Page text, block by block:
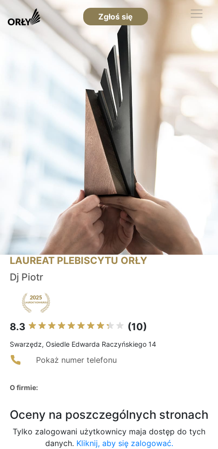
Zgłoś się
LAUREAT PLEBISCYTU ORŁY
Dj Piotr
8.3 (10)
Swarzędz, Osiedle Edwarda Raczyńskiego 14
Pokaż numer telefonu
O firmie:
Oceny na poszczególnych stronach
Tylko zalogowani użytkownicy maja dostęp do tych
danych. Kliknij, aby się zalogować.